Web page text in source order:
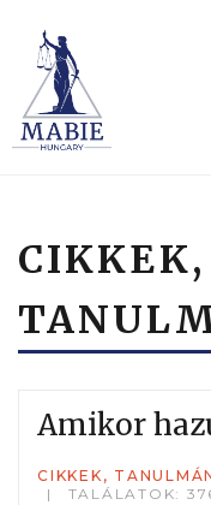
CIKKEK,
Amikor
CIKKEK,
TALÁLATOK: